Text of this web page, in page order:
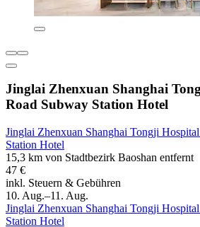
Jinglai Zhenxuan Shanghai
Road Subway Station Hotel
Jinglai Zhenxuan Shanghai Tongji
Station Hotel
15,3 km von Stadtbezirk Baoshan entfernt
47 €
inkl. Steuern & Gebühren
10. Aug.–11. Aug.
Jinglai Zhenxuan Shanghai Tongji
Station Hotel